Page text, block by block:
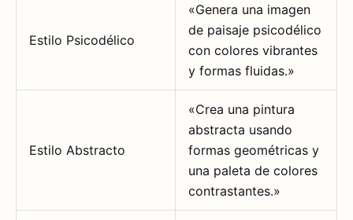
Estilo Psicodélico
«Genera una imagen
de paisaje psicodélico
con colores vibrantes
y formas fluidas.»
Estilo Abstracto
«Crea una pintura
abstracta usando
formas geométricas y
una paleta de colores
contrastantes.»